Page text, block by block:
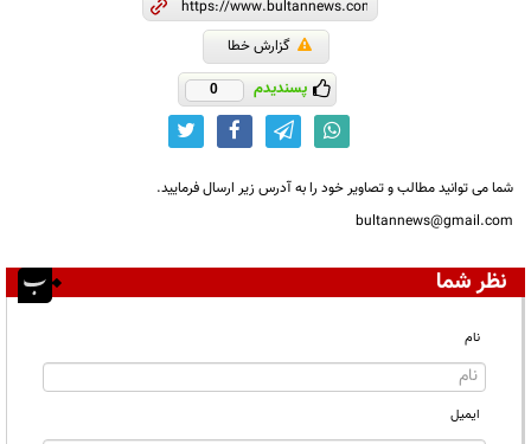
گزارش خطا
پسندیدم 0
شما می توانید مطالب و تصاویر خود را به آدرس زیر ارسال فرمایید.
bultannews@gmail.com
نظر شما
نام
ایمیل